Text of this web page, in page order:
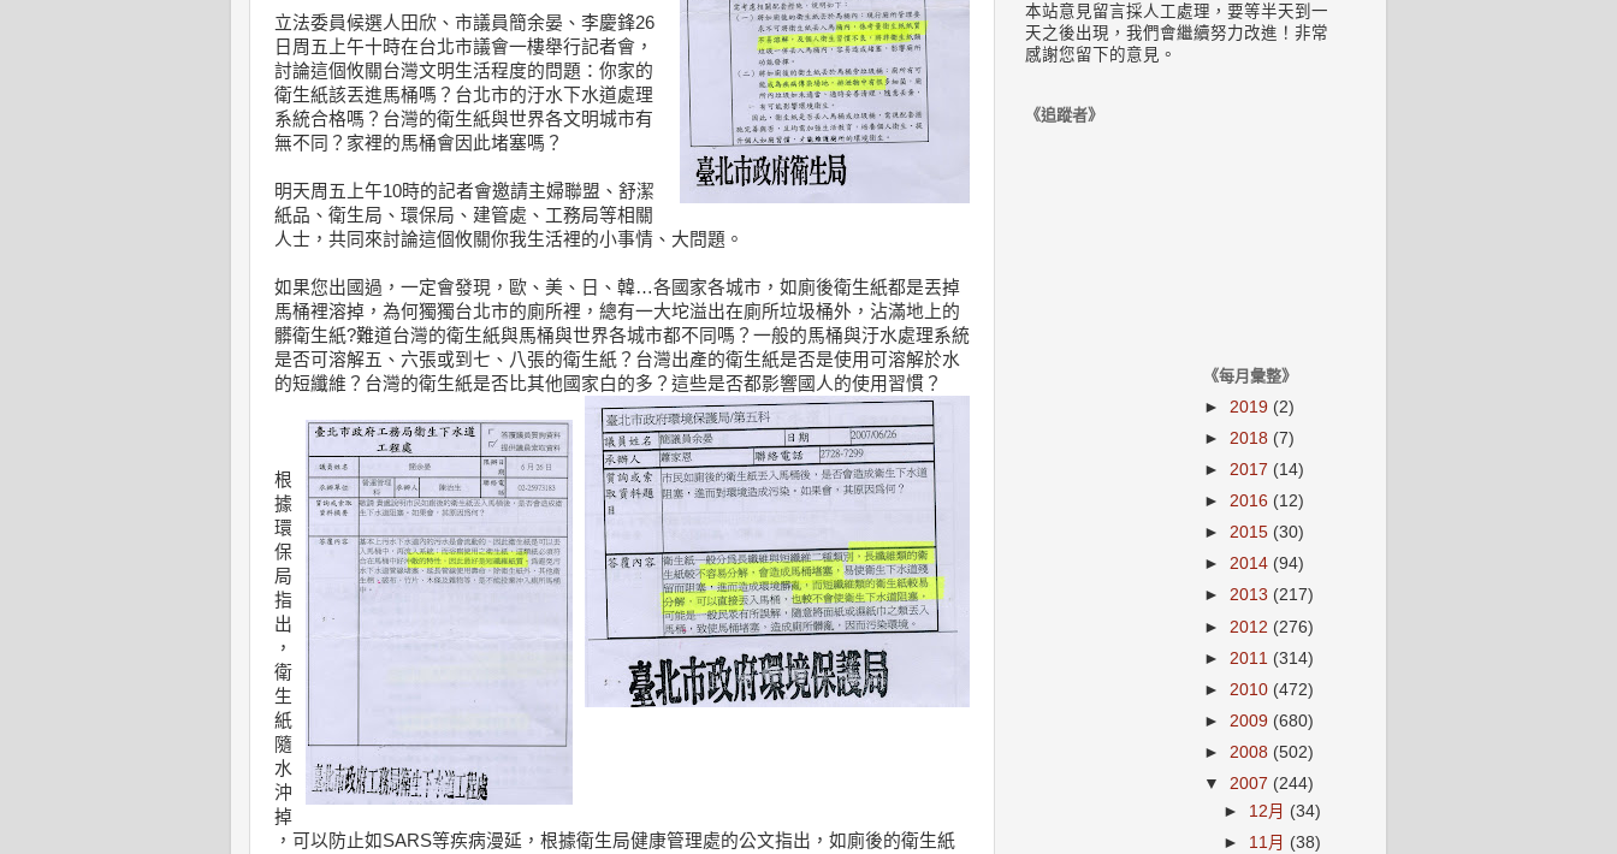
立法委員候選人田欣、市議員簡余晏、李慶鋒26
日周五上午十時在台北市議會一樓舉行記者會，
討論這個攸關台灣文明生活程度的問題：你家的
衛生紙該丟進馬桶嗎？台北市的汙水下水道處理
系統合格嗎？台灣的衛生紙與世界各文明城市有
無不同？家裡的馬桶會因此堵塞嗎？
明天周五上午10時的記者會邀請主婦聯盟、舒潔
紙品、衛生局、環保局、建管處、工務局等相關
人士，共同來討論這個攸關你我生活裡的小事情、大問題。
如果您出國過，一定會發現，歐、美、日、韓…各國家各城市，如廁後衛生紙都是丟掉
馬桶裡溶掉，為何獨獨台北市的廁所裡，總有一大坨溢出在廁所垃圾桶外，沾滿地上的
髒衛生紙?難道台灣的衛生紙與馬桶與世界各城市都不同嗎？一般的馬桶與汙水處理系統
是否可溶解五、六張或到七、八張的衛生紙？台灣出產的衛生紙是否是使用可溶解於水
的短纖維？台灣的衛生紙是否比其他國家白的多？這些是否都影響國人的使用習慣？
根
據
環
保
局
指
出
，
衛
生
紙
隨
水
沖
掉
，可以防止如SARS等疾病漫延，根據衛生局健康管理處的公文指出，如廁後的衛生紙
本站意見留言採人工處理，要等半天到一
天之後出現，我們會繼續努力改進！非常
感謝您留下的意見。
《追蹤者》
《每月彙整》
► 2019 (2)
► 2018 (7)
► 2017 (14)
► 2016 (12)
► 2015 (30)
► 2014 (94)
► 2013 (217)
► 2012 (276)
► 2011 (314)
► 2010 (472)
► 2009 (680)
► 2008 (502)
▼ 2007 (244)
► 12月 (34)
► 11月 (38)